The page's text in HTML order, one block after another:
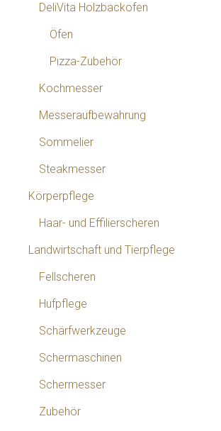
DeliVita Holzbackofen
Öfen
Pizza-Zubehör
Kochmesser
Messeraufbewahrung
Sommelier
Steakmesser
Körperpflege
Haar- und Effilierscheren
Landwirtschaft und Tierpflege
Fellscheren
Hufpflege
Schärfwerkzeuge
Schermaschinen
Schermesser
Zubehör